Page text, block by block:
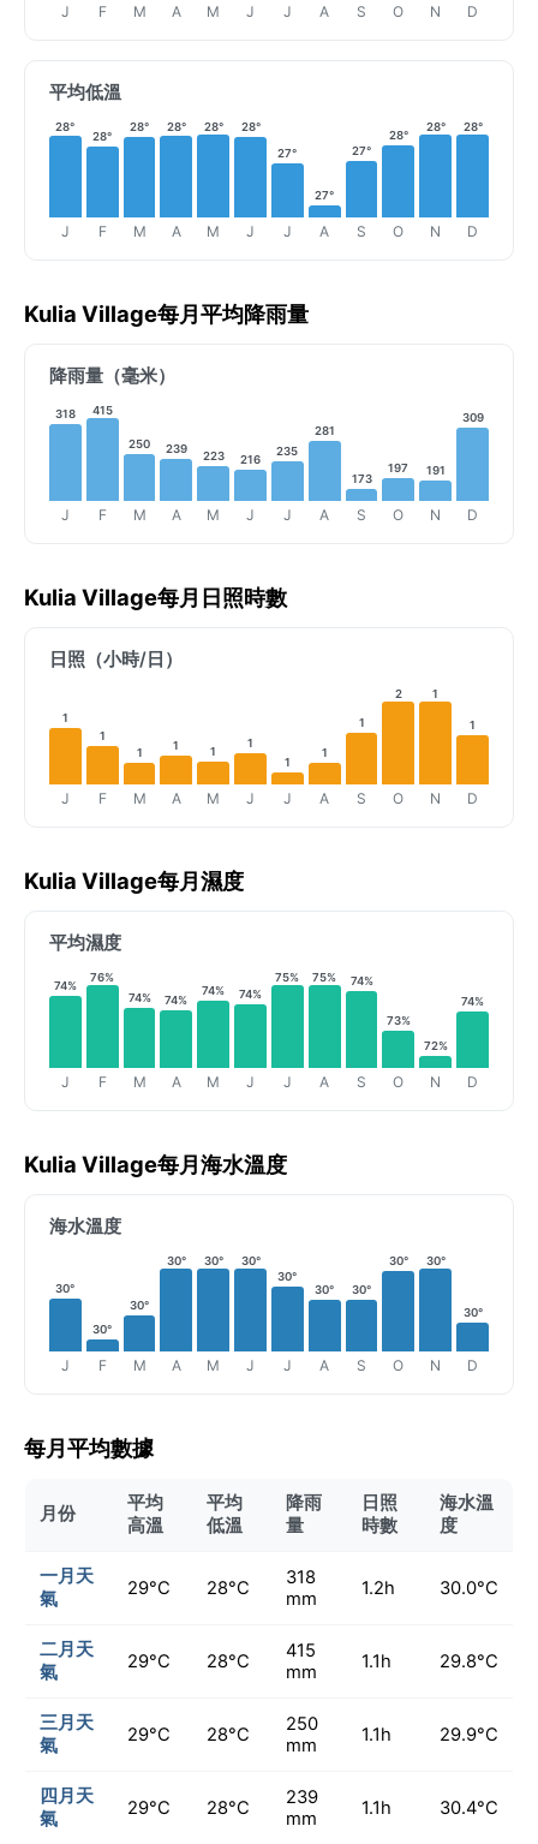
J F M A M J J A S O N D
平均低溫
28°
J
28°
F
28°
M
28°
A
28°
M
28°
J
27°
J
27°
A
27°
S
28°
O
28°
N
28°
D
Kulia Village每月平均降雨量
降雨量（毫米）
318
J
415
F
250
M
239
A
223
M
216
J
235
J
281
A
173
S
197
O
191
N
309
D
Kulia Village每月日照時數
日照（小時/日）
1
J
1
F
1
M
1
A
1
M
1
J
1
J
1
A
1
S
2
O
1
N
1
D
Kulia Village每月濕度
平均濕度
74%
J
76%
F
74%
M
74%
A
74%
M
74%
J
75%
J
75%
A
74%
S
73%
O
72%
N
74%
D
Kulia Village每月海水溫度
海水溫度
30°
J
30°
F
30°
M
30°
A
30°
M
30°
J
30°
J
30°
A
30°
S
30°
O
30°
N
30°
D
每月平均數據
月份
平均
高溫
平均
低溫
降雨
量
日照
時數
海水溫
度
一月天
氣
29°C 28°C
318
mm
1.2h 30.0°C
二月天
氣
29°C 28°C
415
mm
1.1h 29.8°C
三月天
氣
29°C 28°C
250
mm
1.1h 29.9°C
四月天
氣
29°C 28°C
239
mm
1.1h 30.4°C